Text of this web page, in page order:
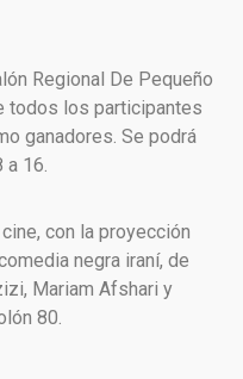
Regional De Pequeño
todos los participantes
ganadores. Se podrá
a 16.
con la proyección
negra iraní, de
Mariam Afshari y
80.